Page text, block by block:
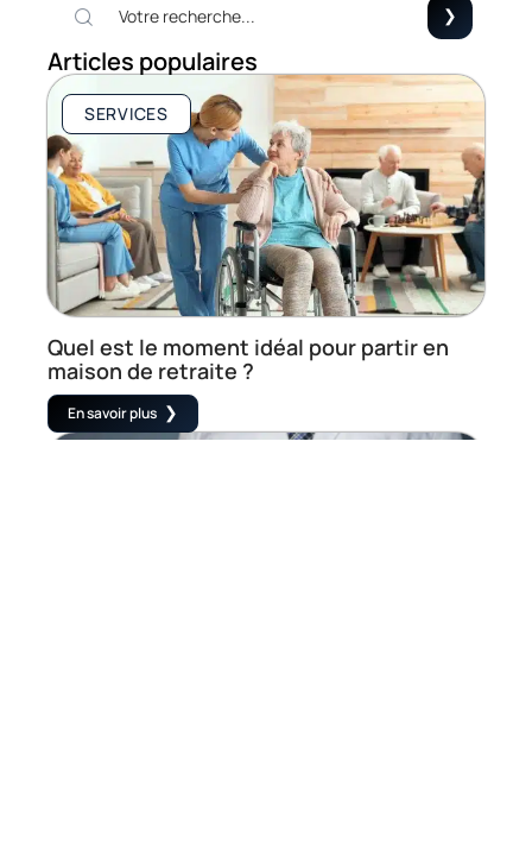
Articles populaires
SERVICES
Quel est le moment idéal pour partir en
maison de retraite ?
En savoir plus